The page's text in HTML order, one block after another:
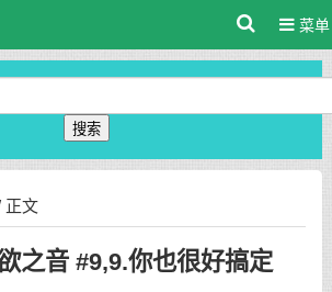
菜单
搜索
正文
之音 #9,9.你也很好搞定